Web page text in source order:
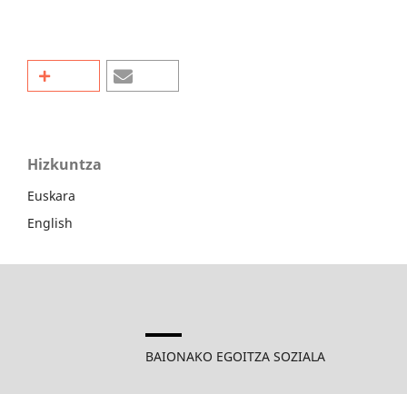
Hizkuntza
Euskara
English
BAIONAKO EGOITZA SOZIALA